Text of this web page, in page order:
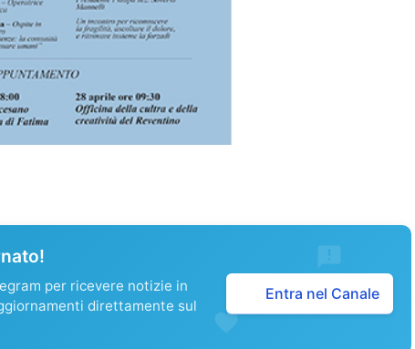
per ricevere notizie in
direttamente sul
Entra nel Canale